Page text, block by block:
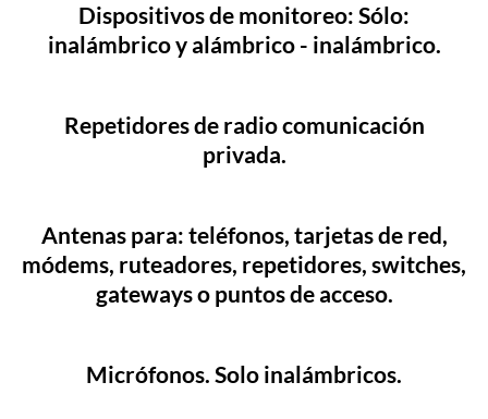
Dispositivos de monitoreo: Sólo:
inalámbrico y alámbrico - inalámbrico.
Repetidores de radio comunicación
privada.
Antenas para: teléfonos, tarjetas de red,
módems, ruteadores, repetidores, switches,
gateways o puntos de acceso.
Micrófonos. Solo inalámbricos.